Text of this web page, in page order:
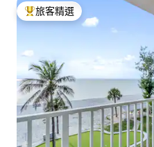
旅客精選榜首
旅客精選